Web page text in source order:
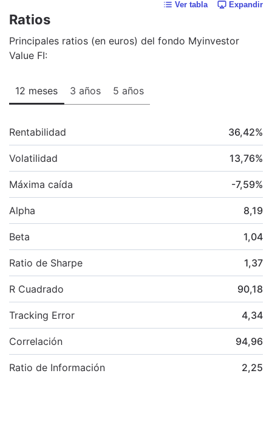
Ver tabla Expandir
Ratios
Principales ratios (en euros) del fondo Myinvestor
Value FI:
12 meses 3 años 5 años
Rentabilidad 36,42%
Volatilidad 13,76%
Máxima caída -7,59%
Alpha 8,19
Beta 1,04
Ratio de Sharpe 1,37
R Cuadrado 90,18
Tracking Error 4,34
Correlación 94,96
Ratio de Información 2,25